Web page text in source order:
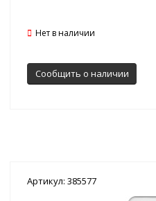
Нет в наличии
Сообщить о наличии
Артикул: 385577